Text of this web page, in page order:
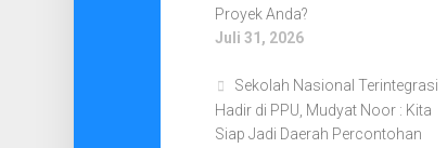
Proyek Anda?
Juli 31, 2026
Sekolah Nasional Terintegrasi
Hadir di PPU, Mudyat Noor : Kita
Siap Jadi Daerah Percontohan